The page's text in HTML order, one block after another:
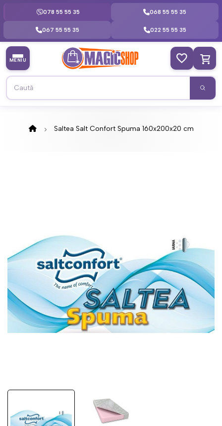
078 55 55 35 068 55 55 35
067 55 55 35 022 55 55 35
MENIU
Saltea Salt Confort Spuma 160x200x20 cm